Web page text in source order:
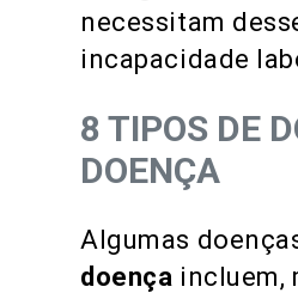
necessitam
incapacidade
8 TIPOS DE
DOENÇA
Algumas
doença incluem,